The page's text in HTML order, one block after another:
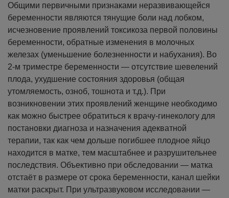
Общими первичными признаками неразвивающейся
беременности являются тянущие боли над лобком,
исчезновение проявлений токсикоза первой половины
беременности, обратные изменения в молочных
железах (уменьшение болезненности и набухания). Во
2-м триместре беременности — отсутствие шевелений
плода, ухудшение состояния здоровья (общая
утомляемость, озноб, тошнота и т.д.). При
возникновении этих проявлений женщине необходимо
как можно быстрее обратиться к врачу-гинекологу для
постановки диагноза и назначения адекватной
терапии, так как чем дольше погибшее плодное яйцо
находится в матке, тем масштабнее и разрушительнее
последствия. Объективно при обследовании — матка
отстаёт в размере от срока беременности, канал шейки
матки раскрыт. При ультразвуковом исследовании —